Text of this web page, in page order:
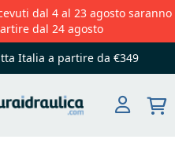
dal 4 al 23 agosto saranno
dal 24 agosto
Italia a partire da €349